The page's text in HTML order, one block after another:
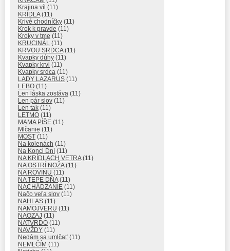
Krajina víl (11)
KRÍDLA(11)
Krivé chodníčky (11)
Krok k pravde (11)
Kroky v tme (11)
KRUCINÁL (11)
KRVOU SRDCA(11)
Kvapky dúhy (11)
Kvapky krvi (11)
Kvapky srdca (11)
LADY LAZARUS (11)
LEBO (11)
Len láska zostáva (11)
Len pár slov (11)
Len tak (11)
LETMO (11)
MAMA PÍŠE (11)
Mlčanie (11)
MOST (11)
Na kolenách (11)
Na Konci Dní (11)
NA KRÍDLACH VETRA(11)
NA OSTRÍ NOŽA(11)
NA ROVINU (11)
NA TEPE DŇA(11)
NACHÁDZANIE (11)
Načo veľa slov (11)
NAHLAS (11)
NAMOJVERU (11)
NAOZAJ (11)
NATVRDO (11)
NAVŽDY (11)
Nedám sa umlčať (11)
NEMLČÍM (11)